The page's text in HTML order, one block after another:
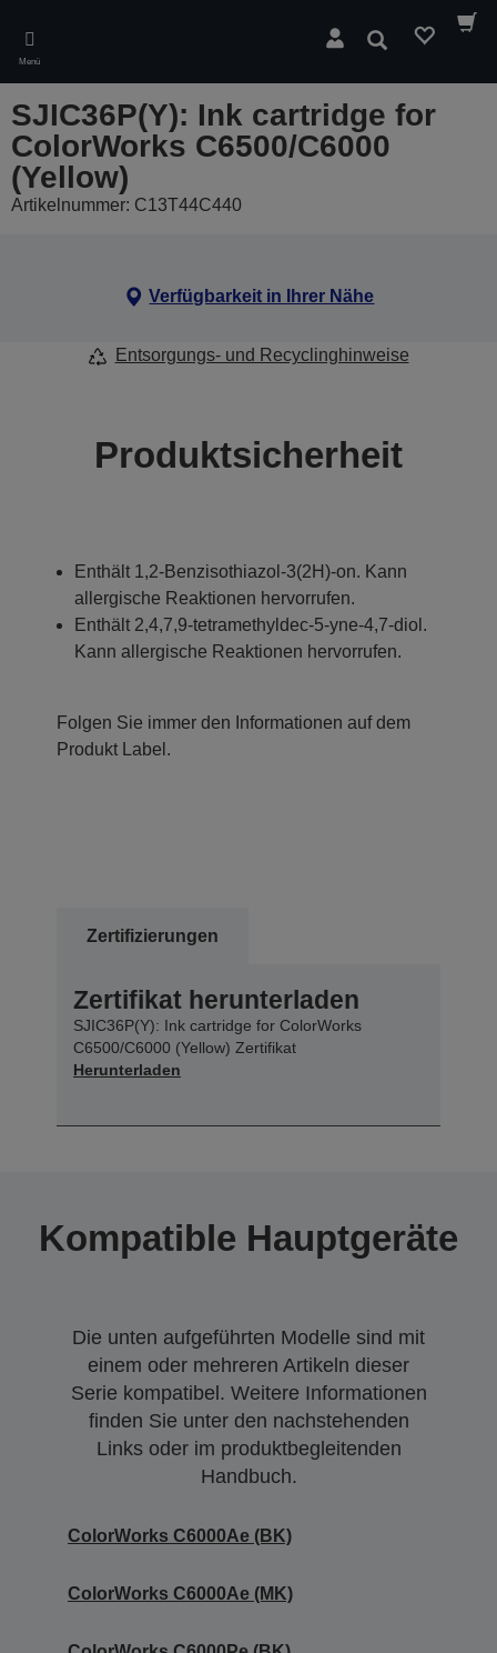
main
content
Menü
Suchen
SJIC36P(Y): Ink cartridge for
ColorWorks C6500/C6000
(Yellow)
Artikelnummer: C13T44C440
Verfügbarkeit in Ihrer Nähe
Entsorgungs- und Recyclinghinweise
Produktsicherheit
Enthält 1,2-Benzisothiazol-3(2H)-on. Kann
allergische Reaktionen hervorrufen.
Enthält 2,4,7,9-tetramethyldec-5-yne-4,7-diol.
Kann allergische Reaktionen hervorrufen.
Folgen Sie immer den Informationen auf dem
Produkt Label.
Zertifizierungen
Zertifikat herunterladen
SJIC36P(Y): Ink cartridge for ColorWorks
C6500/C6000 (Yellow) Zertifikat
Herunterladen
Kompatible Hauptgeräte
Die unten aufgeführten Modelle sind mit
einem oder mehreren Artikeln dieser
Serie kompatibel. Weitere Informationen
finden Sie unter den nachstehenden
Links oder im produktbegleitenden
Handbuch.
ColorWorks C6000Ae (BK)
ColorWorks C6000Ae (MK)